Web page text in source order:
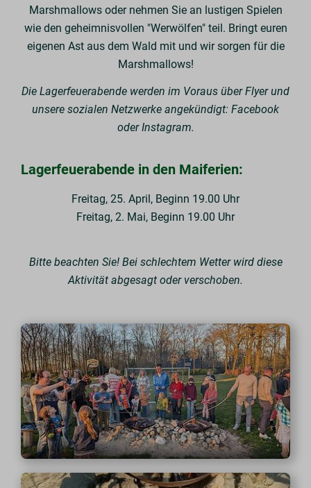
Marshmallows oder nehmen Sie an lustigen Spielen
wie den geheimnisvollen "Werwölfen" teil. Bringt euren
eigenen Ast aus dem Wald mit und wir sorgen für die
Marshmallows!
Die Lagerfeuerabende werden im Voraus über Flyer und
unsere sozialen Netzwerke angekündigt: Facebook
oder Instagram.
Lagerfeuerabende in den Maiferien:
Freitag, 25. April, Beginn 19.00 Uhr
Freitag, 2. Mai, Beginn 19.00 Uhr
Bitte beachten Sie! Bei schlechtem Wetter wird diese
Aktivität abgesagt oder verschoben.